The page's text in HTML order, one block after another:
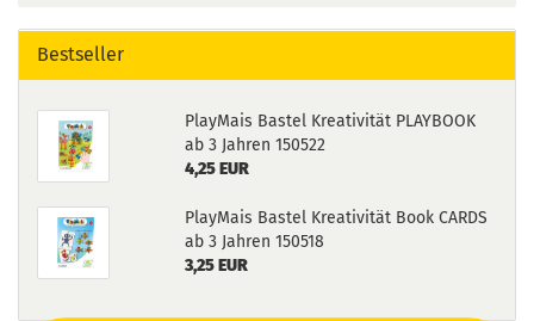
Bestseller
PlayMais Bastel Kreativität PLAYBOOK
ab 3 Jahren 150522
4,25 EUR
PlayMais Bastel Kreativität Book CARDS
ab 3 Jahren 150518
3,25 EUR